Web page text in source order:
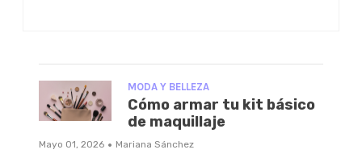
MODA Y BELLEZA
Cómo armar tu kit básico
de maquillaje
Mayo 01, 2026 · Mariana Sánchez